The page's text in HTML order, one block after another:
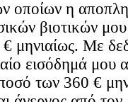
οποίων η
βιοτικών μου
μηνιαίως. Με
εισόδημά μου
των 360 €